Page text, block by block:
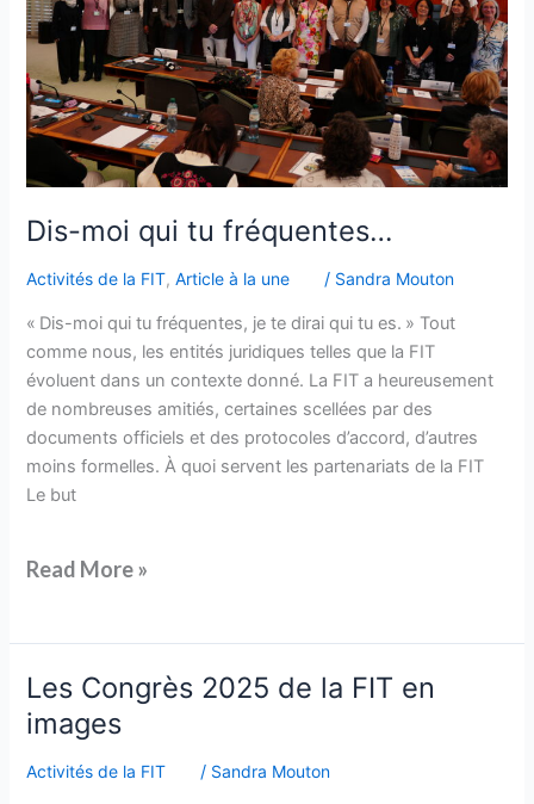
Dis-moi qui tu fréquentes…
Activités de la FIT,Article à la une / Sandra Mouton
« Dis-moi qui tu fréquentes, je te dirai qui tu es. » Tout
comme nous, les entités juridiques telles que la FIT
évoluent dans un contexte donné. La FIT a heureusement
de nombreuses amitiés, certaines scellées par des
documents officiels et des protocoles d’accord, d’autres
moins formelles. À quoi servent les partenariats de la FIT
Le but
Read More »
Les Congrès 2025 de la FIT en
images
Activités de la FIT / Sandra Mouton
Les
Congrès
2025
de